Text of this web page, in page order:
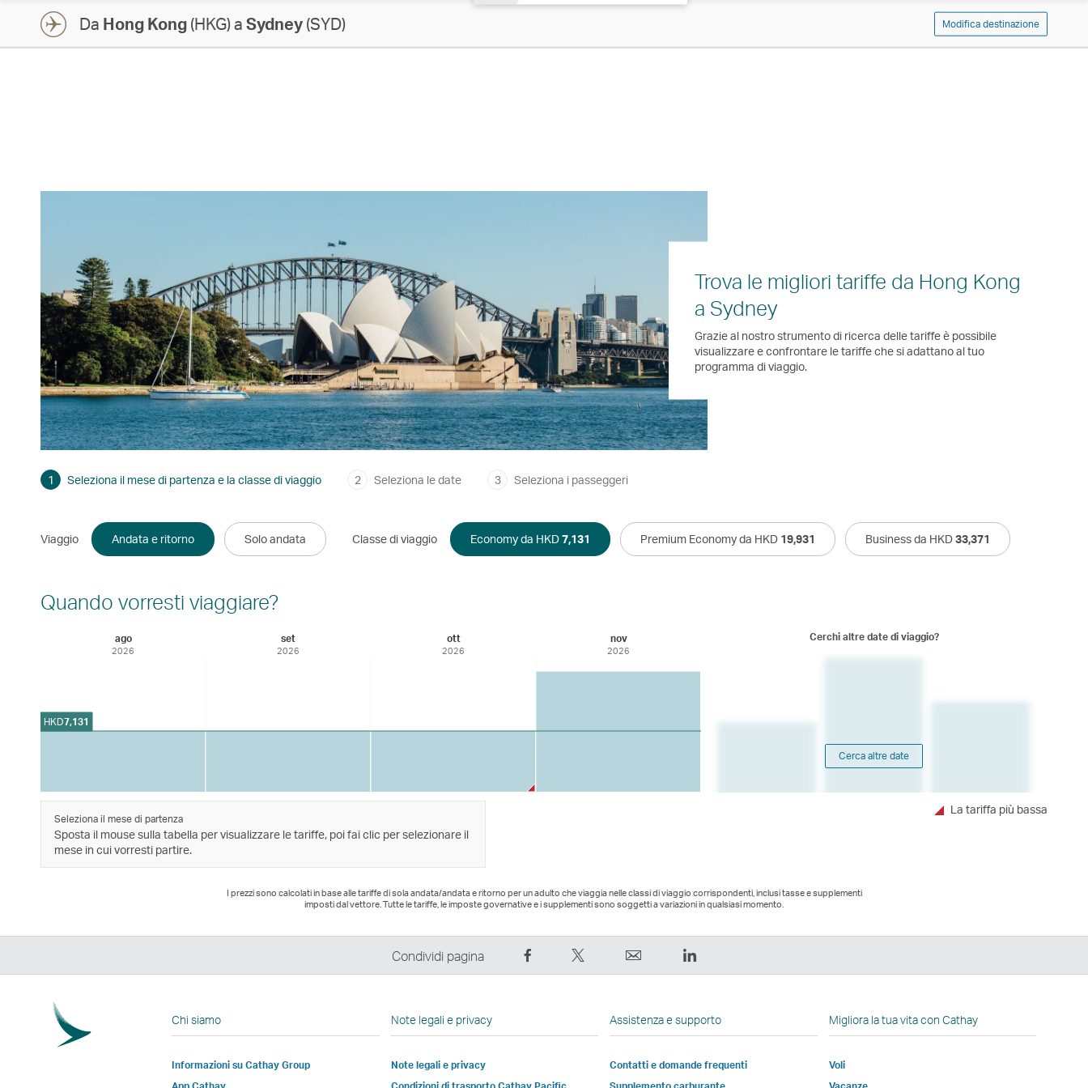
Da Hong Kong(HKG) aSydney(SYD) Modifica destinazione
Trova le migliori tariffe da Hong Kong
a Sydney
Grazie al nostro strumento di ricerca delle tariffe è possibile
visualizzare e confrontare le tariffe che si adattano al tuo
programma di viaggio.
1 Seleziona il mese di partenza e la classe di viaggio 2 Seleziona le date 3 Seleziona i passeggeri
Viaggio Andata e ritorno Solo andata Classe di viaggio Economy da HKD7,131 Premium Economy da HKD 19,931 Business da HKD33,371
Quando vorresti viaggiare?
ago
2026
set
2026
ott
2026
nov
2026
HKD7,131
Cerchi altre date di viaggio?
Cerca altre date
Seleziona il mese di partenza
Sposta il mouse sulla tabella per visualizzare le tariffe, poi fai clic per selezionare il
mese in cui vorresti partire.
La tariffa più bassa
I prezzi sono calcolati in base alle tariffe di sola andata/andata e ritorno per un adulto che viaggia nelle classi di viaggio corrispondenti, inclusi tasse e supplementi
imposti dal vettore. Tutte le tariffe, le imposte governative e i supplementi sono soggetti a variazioni in qualsiasi momento.
Condividi pagina
Condividi
su
Il
Condividi
su
Il
Il
apre
una
LinkedIn
Il
apre
una
Chi siamo
Informazioni su Cathay Group
Note legali e privacy
Note legali e privacy
Apri
Assistenza e supporto
Contatti e domande frequenti
Migliora la tua vita con Cathay
Voli